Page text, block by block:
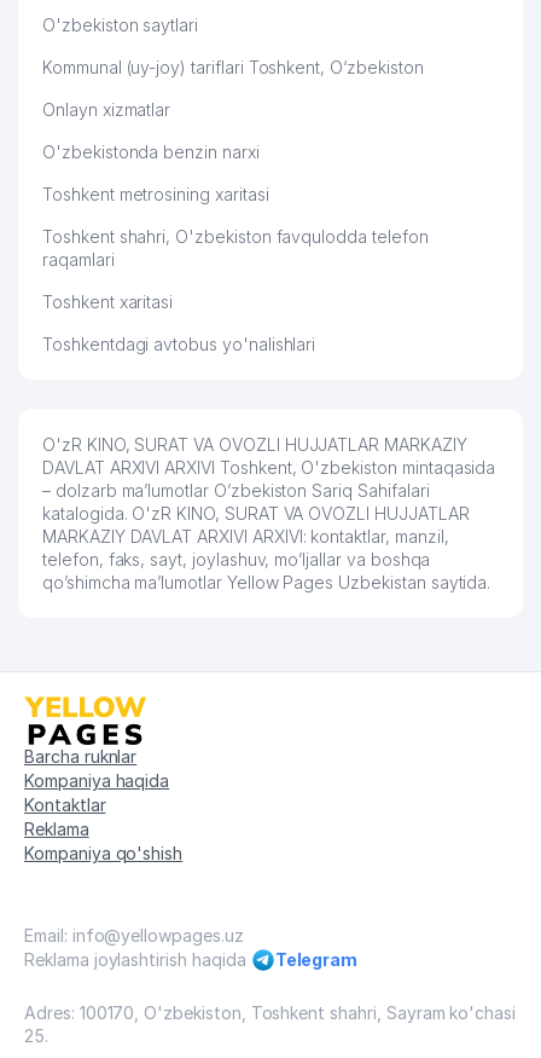
O'zbekiston saytlari
Kommunal (uy-joy) tariflari Toshkent, O‘zbekiston
Onlayn xizmatlar
O'zbekistonda benzin narxi
Toshkent metrosining xaritasi
Toshkent shahri, O'zbekiston favqulodda telefon
raqamlari
Toshkent xaritasi
Toshkentdagi avtobus yo'nalishlari
O'zR KINO, SURAT VA OVOZLI HUJJATLAR MARKAZIY
DAVLAT ARXIVI ARXIVI Toshkent, O'zbekiston mintaqasida
– dolzarb ma’lumotlar O’zbekiston Sariq Sahifalari
katalogida. O'zR KINO, SURAT VA OVOZLI HUJJATLAR
MARKAZIY DAVLAT ARXIVI ARXIVI: kontaktlar, manzil,
telefon, faks, sayt, joylashuv, mo’ljallar va boshqa
qo’shimcha ma’lumotlar Yellow Pages Uzbekistan saytida.
Barcha ruknlar
Kompaniya haqida
Kontaktlar
Reklama
Kompaniya qo'shish
Email: info@yellowpages.uz
Reklama joylashtirish haqida
Telegram
Adres: 100170, O'zbekiston, Toshkent shahri, Sayram ko'chasi
25.